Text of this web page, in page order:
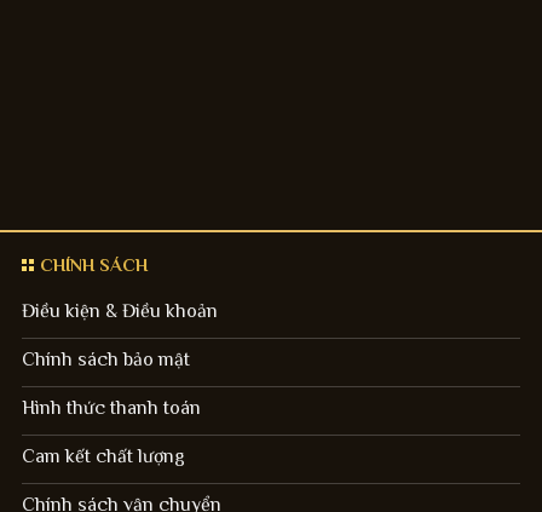
CHÍNH SÁCH
Điều kiện & Điều khoản
Chính sách bảo mật
Hình thức thanh toán
Cam kết chất lượng
Chính sách vận chuyển